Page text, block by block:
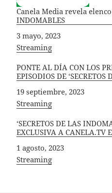
Canela Media revela elenco
INDOMABLES
Fecha
3 mayo, 2023
In relation to
Streaming
PONTE AL DÍA CON LOS
EPISODIOS DE ‘SECRETOS
Fecha
19 septiembre, 2023
In relation to
Streaming
‘SECRETOS DE LAS
EXCLUSIVA A CANELA.TV
Fecha
1 agosto, 2023
In relation to
Streaming